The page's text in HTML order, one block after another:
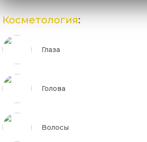
Косметология:
Глаза
Голова
Волосы